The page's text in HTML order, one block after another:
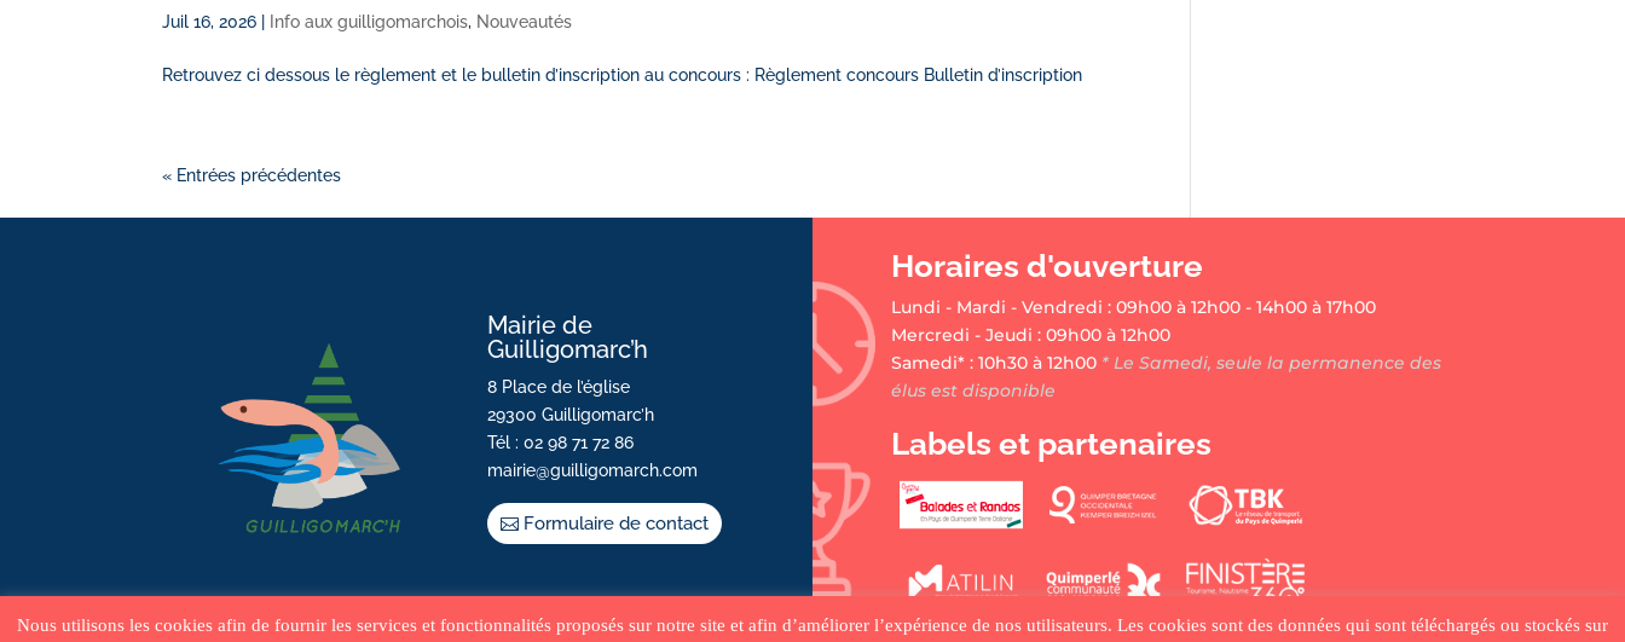
Juil 16, 2026 Info aux guilligomarchois, Nouveautés
Retrouvez ci dessous le règlement et le bulletin d’inscription au concours : Règlement concours Bulletin d’inscription
« Entrées précédentes
Mairie de
Guilligomarc’h
8 Place de l’église
29300 Guilligomarc’h
Tél : 02 98 71 72 86
mairie@guilligomarch.com
Formulaire de contact
Horaires d'ouverture
Lundi - Mardi - Vendredi : 09h00 à 12h00 - 14h00 à 17h00
Mercredi - Jeudi : 09h00 à 12h00
Samedi* : 10h30 à 12h00* Le Samedi, seule la permanence des
élus est disponible
Labels et partenaires
Nous utilisons les cookies afin de fournir les services et fonctionnalités proposés sur notre site et afin d’améliorer l’expérience de nos utilisateurs. Les cookies sont des données qui sont téléchargés ou stockés sur